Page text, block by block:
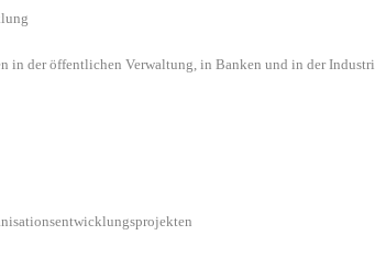
der öffentlichen Verwaltung, in Banken und in der